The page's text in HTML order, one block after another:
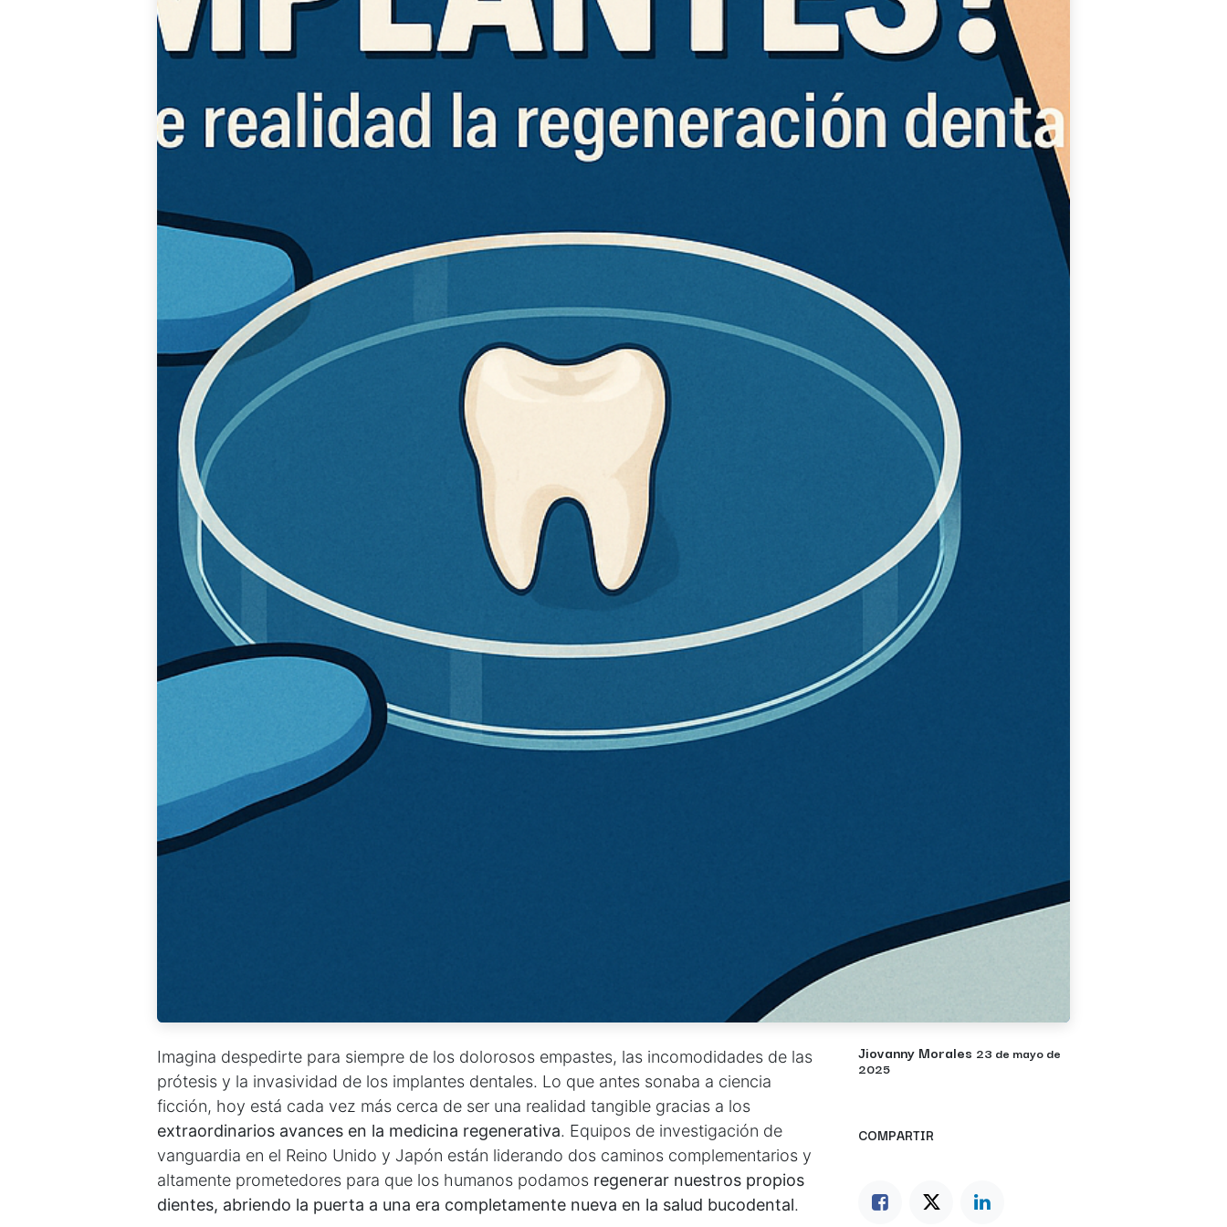
Imagina despedirte para siempre de los dolorosos empastes, las incomodidades de las
prótesis y la invasividad de los implantes dentales. Lo que antes sonaba a ciencia
ficción, hoy está cada vez más cerca de ser una realidad tangible gracias a los
extraordinarios avances en la medicina regenerativa. Equipos de investigación de
vanguardia en el Reino Unido y Japón están liderando dos caminos complementarios y
altamente prometedores para que los humanos podamos regenerar nuestros propios
dientes, abriendo la puerta a una era completamente nueva en la salud bucodental.
Jiovanny Morales 23 de mayo de
2025
COMPARTIR